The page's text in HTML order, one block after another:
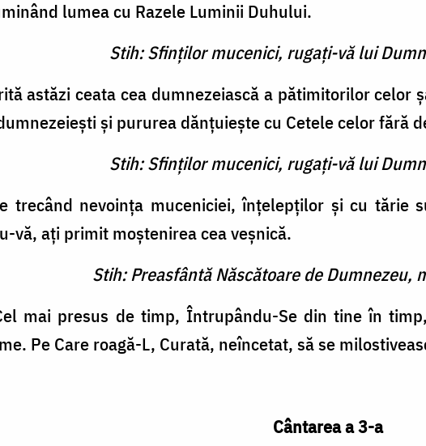
lumea cu Razele Luminii Duhului.
Stih: Sfinţilor mucenici, rugaţi-vă lui
astăzi ceata cea dumnezeiască a pătimitorilor celor
şi pururea dănţuieşte cu Cetele celor fără
Stih: Sfinţilor mucenici, rugaţi-vă lui
trecând nevoinţa muceniciei, înţelepţilor şi cu
vă, aţi primit moştenirea cea veşnică.
Stih: Preasfântă Născătoare de Dumnezeu,
mai presus de timp, Întrupându-Se din tine în
Pe Care roagă-L, Curată, neîncetat, să se
Cântarea a 3-a